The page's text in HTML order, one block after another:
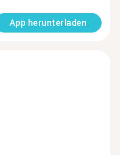
App herunterladen